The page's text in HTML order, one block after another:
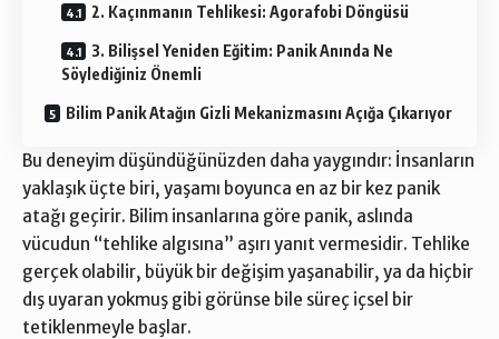
2. Kaçınmanın Tehlikesi: Agorafobi Döngüsü
3. Bilişsel Yeniden Eğitim: Panik Anında Ne
Söylediğiniz Önemli
Bilim Panik Atağın Gizli Mekanizmasını Açığa Çıkarıyor
Bu deneyim düşündüğünüzden daha yaygındır: İnsanların
yaklaşık üçte biri, yaşamı boyunca en az bir kez panik
atağı geçirir. Bilim insanlarına göre panik, aslında
vücudun “tehlike algısına” aşırı yanıt vermesidir. Tehlike
gerçek olabilir, büyük bir değişim yaşanabilir, ya da hiçbir
dış uyaran yokmuş gibi görünse bile süreç içsel bir
tetiklenmeyle başlar.